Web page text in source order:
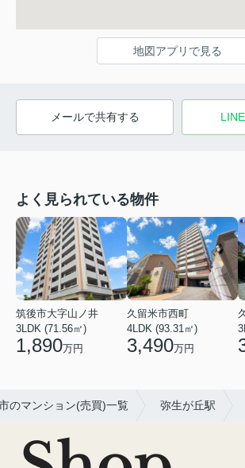
地図アプリで見る
メールで共有する
よく見られている物件
筑後市大字山ノ井
3LDK (71.56㎡)
1,890万円
久留米市西町
4LDK (93.31㎡)
3,490万円
のマンション(売買)一覧 弥生が丘駅